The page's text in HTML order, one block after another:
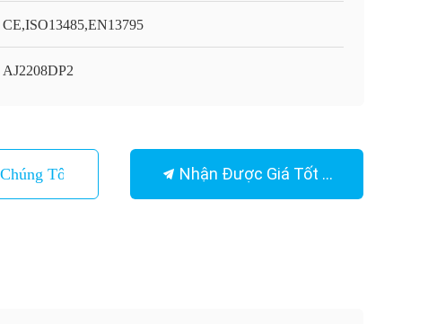
CE,ISO13485,EN13795
AJ2208DP2
Tôi Nhận Được Giá Tốt Nhất